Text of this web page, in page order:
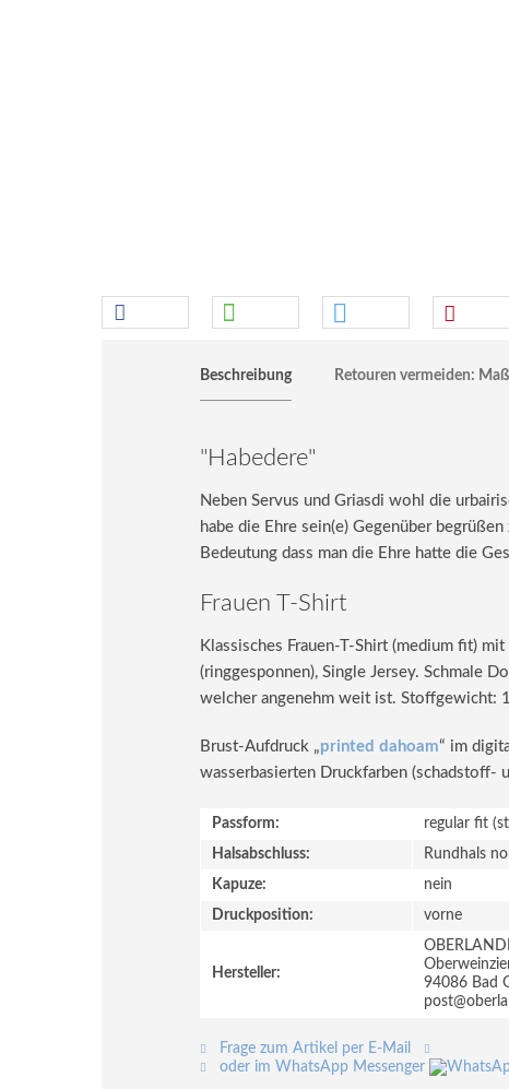
Beschreibung Retouren vermeiden:
"Habedere"
Neben Servus und Griasdi wohl die
habe die Ehre sein(e) Gegenüber
Bedeutung dass man die Ehre hatte die
Frauen T-Shirt
Klassisches Frauen-T-Shirt (medium fit)
(ringgesponnen), Single Jersey. Schmale
welcher angenehm weit ist. Stoffgewicht:
Brust-Aufdruck „printed dahoam“ im
wasserbasierten Druckfarben (schadstoff-
Passform:
regular fit
Halsabschluss:
Rundhals
Kapuze:
nein
Druckposition:
vorne
Hersteller:
94086 Bad
Frage zum Artikel per E-Mail
oder im WhatsApp Messenger